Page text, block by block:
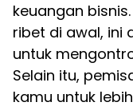
keuangan
ribet di awal, ini
untuk
Selain itu,
kamu untuk